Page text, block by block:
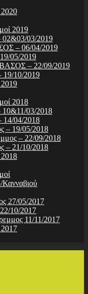
2019
02&03/03/2019
– 06/04/2019
05/2019
– 22/09/2019
19/10/2019
2018
10&11/03/2018
14/04/2018
– 19/05/2018
– 22/09/2018
– 21/10/2018
27/05/2017
10/2017
11/11/2017